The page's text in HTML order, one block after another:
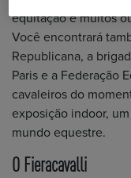
equitação e muitos
Você encontrará
Republicana, a
Paris e a Federação
cavaleiros do
exposição indoor,
mundo equestre.
O Fieracavalli